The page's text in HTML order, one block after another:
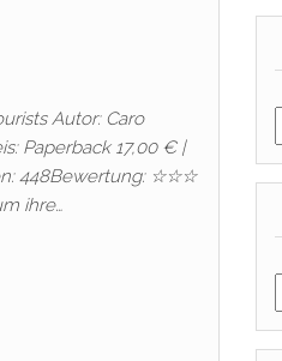
Autor: Caro
Paperback 17,00 € |
448Bewertung: ☆☆☆
ihre…